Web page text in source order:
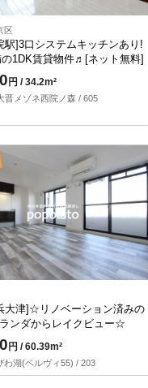
区
駅]3口システムキッチンあり!
1DK賃貸物件♬[ネット無料]
円 / 34.2m²
晋メゾネ西院ノ森 / 605
大津]☆リノベーション済みの
ンダからレイクビュー☆
円 / 60.39m²
わ湖(ベルヴィ55) / 203